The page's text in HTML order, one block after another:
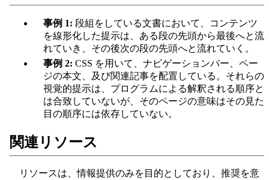
事例 1: 段組をしている文書において、コンテンツ
を線形化した提示は、ある段の先頭から最後へと流
れていき、その後次の段の先頭へと流れていく。
事例 2: CSS を用いて、ナビゲーションバー、ペー
ジの本文、及び関連記事を配置している。それらの
視覚的提示は、プログラムによる解釈される順序と
は合致していないが、そのページの意味はその見た
目の順序には依存していない。
関連リソース
リソースは、情報提供のみを目的としており、推奨を意